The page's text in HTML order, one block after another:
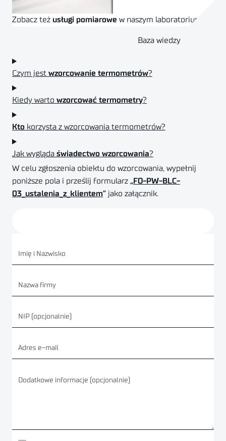
Zobacz też usługi pomiarowe w naszym laboratorium
Baza wiedzy
Czym jest wzorcowanie termometrów?
Kiedy warto wzorcować termometry?
Kto korzysta z wzorcowania termometrów?
Jak wygląda świadectwo wzorcowania?
W celu zgłoszenia obiektu do wzorcowania, wypełnij
poniższe pola i prześlij formularz „FO-PW-BLC-
03_ustalenia_z_klientem” jako załącznik.